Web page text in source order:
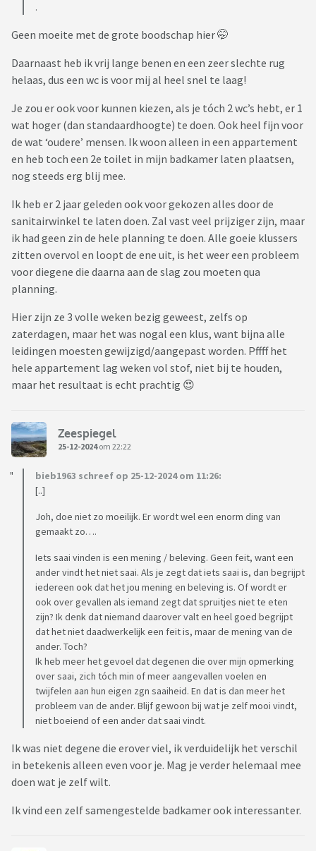
.
Geen moeite met de grote boodschap hier 🤭
Daarnaast heb ik vrij lange benen en een zeer slechte rug
helaas, dus een wc is voor mij al heel snel te laag!
Je zou er ook voor kunnen kiezen, als je tóch 2 wc’s hebt, er 1
wat hoger (dan standaardhoogte) te doen. Ook heel fijn voor
de wat ‘oudere’ mensen. Ik woon alleen in een appartement
en heb toch een 2e toilet in mijn badkamer laten plaatsen,
nog steeds erg blij mee.
Ik heb er 2 jaar geleden ook voor gekozen alles door de
sanitairwinkel te laten doen. Zal vast veel prijziger zijn, maar
ik had geen zin de hele planning te doen. Alle goeie klussers
zitten overvol en loopt de ene uit, is het weer een probleem
voor diegene die daarna aan de slag zou moeten qua
planning.
Hier zijn ze 3 volle weken bezig geweest, zelfs op
zaterdagen, maar het was nogal een klus, want bijna alle
leidingen moesten gewijzigd/aangepast worden. Pffff het
hele appartement lag weken vol stof, niet bij te houden,
maar het resultaat is echt prachtig 😍
Zeespiegel
25-12-2024om 22:22
bieb1963 schreef op 25-12-2024 om 11:26:
[..]
Joh, doe niet zo moeilijk. Er wordt wel een enorm ding van
gemaakt zo….
Iets saai vinden is een mening / beleving. Geen feit, want een
ander vindt het niet saai. Als je zegt dat iets saai is, dan begrijpt
iedereen ook dat het jou mening en beleving is. Of wordt er
ook over gevallen als iemand zegt dat spruitjes niet te eten
zijn? Ik denk dat niemand daarover valt en heel goed begrijpt
dat het niet daadwerkelijk een feit is, maar de mening van de
ander. Toch?
Ik heb meer het gevoel dat degenen die over mijn opmerking
over saai, zich tóch min of meer aangevallen voelen en
twijfelen aan hun eigen zgn saaiheid. En dat is dan meer het
probleem van de ander. Blijf gewoon bij wat je zelf mooi vindt,
niet boeiend of een ander dat saai vindt.
Ik was niet degene die erover viel, ik verduidelijk het verschil
in betekenis alleen even voor je. Mag je verder helemaal mee
doen wat je zelf wilt.
Ik vind een zelf samengestelde badkamer ook interessanter.